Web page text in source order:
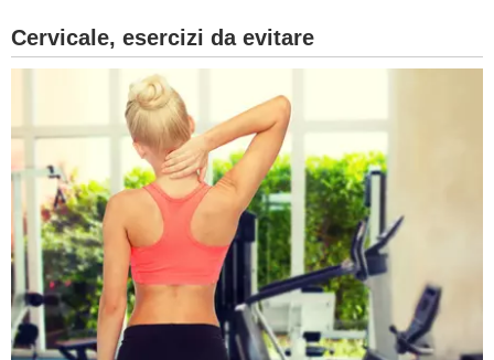
Cervicale, esercizi da evitare